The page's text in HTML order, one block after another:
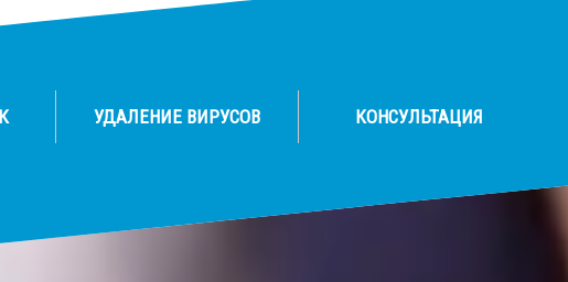
УДАЛЕНИЕ ВИРУСОВ КОНСУЛЬТАЦИЯ